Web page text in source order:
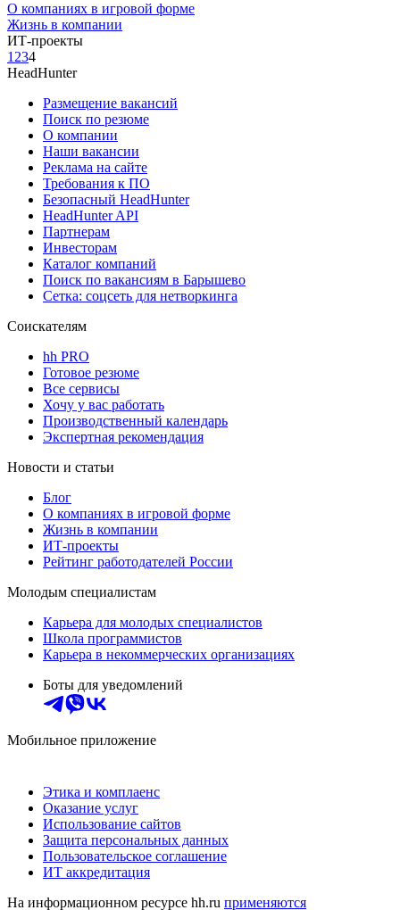
О компаниях в игровой форме
Жизнь в компании
ИТ-проекты
1 234
HeadHunter
Размещение вакансий
Поиск по резюме
О компании
Наши вакансии
Реклама на сайте
Требования к ПО
Безопасный HeadHunter
HeadHunter API
Партнерам
Инвесторам
Каталог компаний
Поиск по вакансиям в Барышево
Сетка: соцсеть для нетворкинга
Соискателям
hh PRO
Готовое резюме
Все сервисы
Хочу у вас работать
Производственный календарь
Экспертная рекомендация
Новости и статьи
Блог
О компаниях в игровой форме
Жизнь в компании
ИТ-проекты
Рейтинг работодателей России
Молодым специалистам
Карьера для молодых специалистов
Школа программистов
Карьера в некоммерческих организациях
Боты для уведомлений
Мобильное приложение
Этика и комплаенс
Оказание услуг
Использование сайтов
Защита персональных данных
Пользовательское соглашение
ИТ аккредитация
На информационном ресурсе hh.ru применяются